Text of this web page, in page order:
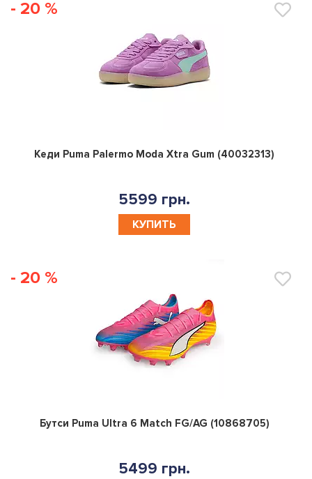
- 20 %
0
Кеди Puma Palermo Moda Xtra Gum (40032313)
5599 грн.
КУПИТЬ
- 20 %
0
Бутси Puma Ultra 6 Match FG/AG (10868705)
5499 грн.